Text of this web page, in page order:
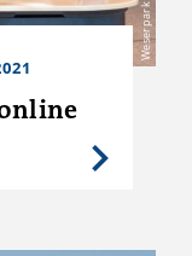
Weserpark